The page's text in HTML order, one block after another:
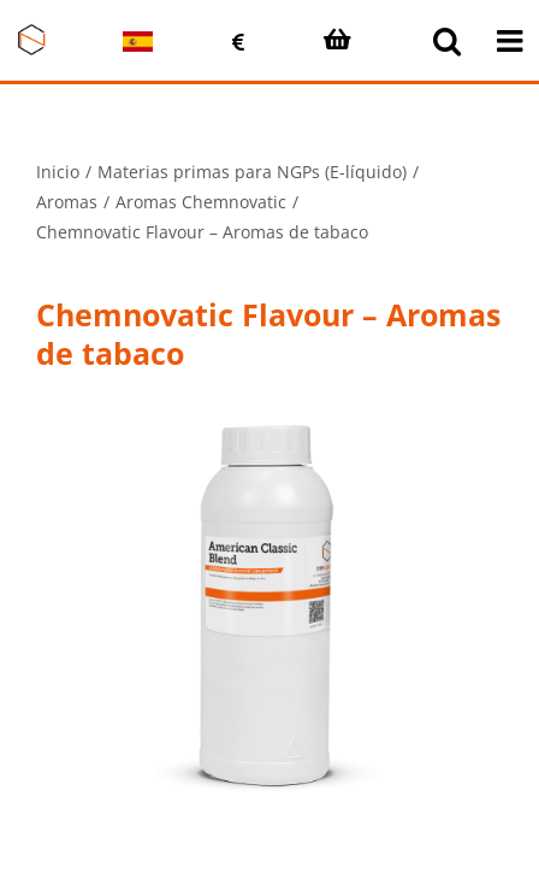
contenido
Inicio
Materias primas para NGPs (E-líquido)
Aromas
Aromas Chemnovatic
Chemnovatic Flavour – Aromas de tabaco
Chemnovatic Flavour – Aromas
de tabaco